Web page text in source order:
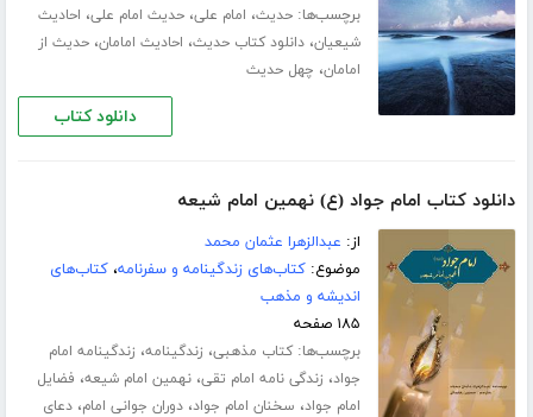
برچسب‌ها:حدیث، امام علی،حدیث امام علی، احادیث
شیعیان،دانلود کتاب حدیث، احادیث امامان،حدیث از
امامان، چهل حدیث
دانلود کتاب
دانلود کتاب امام جواد (ع) نهمین امام شیعه
از: عبدالزهرا عثمان محمد
موضوع:کتاب‌های زندگینامه و سفرنامه،کتاب‌های
اندیشه و مذهب
۱۸۵ صفحه
برچسب‌ها:کتاب مذهبی، زندگینامه، زندگینامه امام
جواد، زندگی نامه امام تقی،نهمین امام شیعه، فضایل
امام جواد، سخنان امام جواد،دوران جوانی امام،دعای